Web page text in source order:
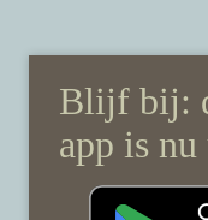
Onze auteurs
Over HRMorgen